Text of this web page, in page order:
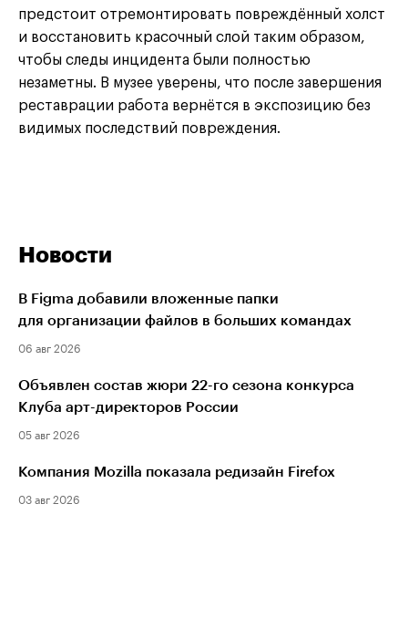
предстоит отремонтировать повреждённый холст
и восстановить красочный слой таким образом,
чтобы следы инцидента были полностью
незаметны. В музее уверены, что после завершения
реставрации работа вернётся в экспозицию без
видимых последствий повреждения.
Новости
В Figma добавили вложенные папки
для организации файлов в больших командах
06 авг 2026
Объявлен состав жюри 22-го сезона конкурса
Клуба арт-директоров России
05 авг 2026
Компания Mozilla показала редизайн Firefox
03 авг 2026